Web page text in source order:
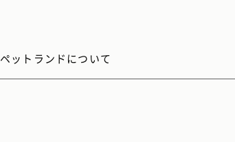
ペットランドについて